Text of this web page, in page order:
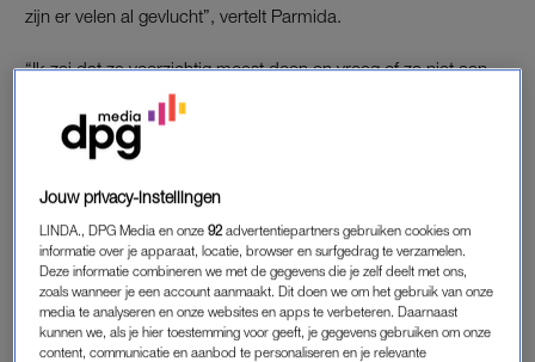
zijn er velen al gevlucht”, vertelt Parmida.
“Ik zei dat ze voorzichtig moest doen en vroeg of ze niet een
dag later kon gaan. ‘We hebben niks meer te verliezen. Het
enige dat ik nog heb is mijn eigen lijf’, zei ze. Ik kreeg
kippenvel en voelde spanning, maar ook dat het goed zou
was; al is het een punt of een sticker, zodat ik maar weet dat
ze leeft. Het is zes dagen later en ik heb nog steeds niks
gehoord. Van mijn andere vrienden en familie weet ik ook niks.
Negentig miljoen mensen roepen buiten dat ze het regime niet
meer willen. Ze vechten voor hun vrijheid.”
Jouw privacy-instellingen
LINDA., DPG Media en onze92 advertentiepartners gebruiken cookies om
informatie over je apparaat, locatie, browser en surfgedrag te verzamelen.
Deze informatie combineren we met de gegevens die je zelf deelt met ons,
zoals wanneer je een account aanmaakt. Dit doen we om het gebruik van onze
media te analyseren en onze websites en apps te verbeteren. Daarnaast
kunnen we, als je hier toestemming voor geeft, je gegevens gebruiken om onze
content, communicatie en aanbod te personaliseren en je relevante